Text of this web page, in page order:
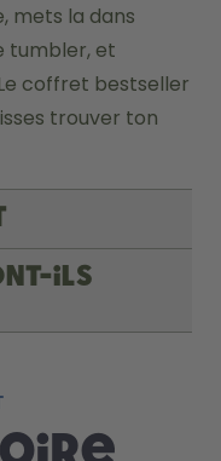
mets la dans
tumbler, et
coffret bestseller
trouver ton
ils